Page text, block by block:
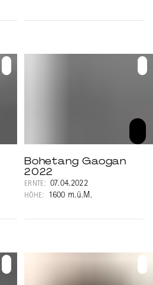
Bohetang Gaogan
2022
ERNTE: 07.04.2022
HÖHE: 1600 m.ü.M.